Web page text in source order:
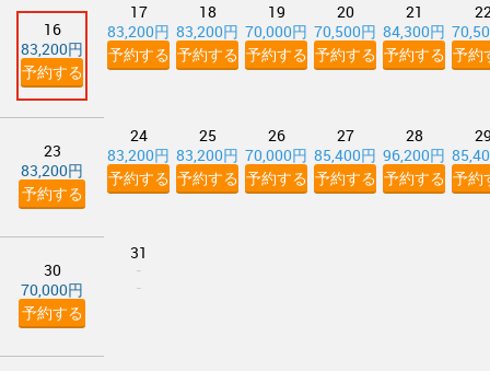
16
83,200円
予約する
17
83,200円
予約する
18
83,200円
予約する
19
70,000円
予約する
20
70,500円
予約する
21
84,300円
予約する 予約
23
83,200円
予約する
24
83,200円
予約する
25
83,200円
予約する
26
70,000円
予約する
27
85,400円
予約する
28
96,200円
予約する 予約
30
70,000円
予約する
31
-
-